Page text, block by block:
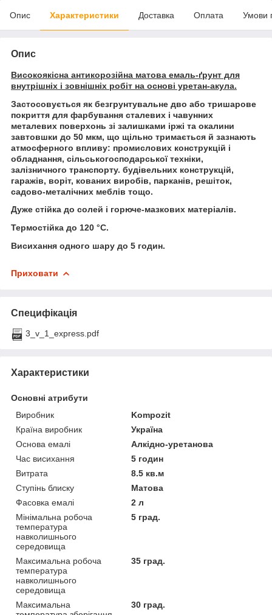
Опис Характеристики Доставка Оплата Умови
Опис
Високоякісна антикорозійна матова емаль-ґрунт для
внутрішніх і зовнішніх робіт на основі уретан-акула.
Застосовується як безгрунтувальне дво або тришарове
покриття для фарбування сталевих і чавунних
металевих поверхонь зі залишками іржі та окалини
завтовшки до 50 мкм, що щільно тримається й зазнають
атмосферного впливу: промислових конструкцій і
обладнання, сільськогосподарської техніки,
залізничного транспорту. будівельних конструкцій,
гаражів, воріт, кованих виробів, парканів, решіток,
садово-металічних меблів тощо.
Дуже стійка до солей і горюче-мазкових матеріалів.
Термостійка до 120 °C.
Висихання одного шару до 5 годин.
Приховати
Специфікація
3_v_1_express.pdf
Характеристики
Основні атрибути
Виробник
Kompozit
Країна виробник
Україна
Основа емалі
Алкідно-уретанова
Час висихання
5 годин
Витрата
8.5 кв.м
Ступінь блиску
Матова
Фасовка емалі
2 л
Мінімальна робоча
температура
навколишнього
середовища
5 град.
Максимальна робоча
температура
навколишнього
середовища
35 град.
Максимальна
30 град.